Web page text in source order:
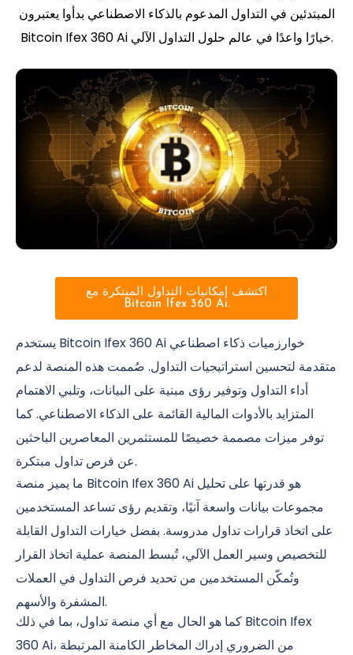
المبتدئين في التداول المدعوم بالذكاء الاصطناعي بدأوا يعتبرون
Bitcoin Ifex 360 Ai خيارًا واعدًا في عالم حلول التداول الآلي.
اكتشف إمكانيات التداول المبتكرة مع
Bitcoin Ifex 360 Ai.
يستخدم Bitcoin Ifex 360 Ai خوارزميات ذكاء اصطناعي
متقدمة لتحسين استراتيجيات التداول. صُممت هذه المنصة لدعم
أداء التداول وتوفير رؤى مبنية على البيانات، وتلبي الاهتمام
المتزايد بالأدوات المالية القائمة على الذكاء الاصطناعي. كما
توفر ميزات مصممة خصيصًا للمستثمرين المعاصرين الباحثين
عن فرص تداول مبتكرة.
ما يميز منصة Bitcoin Ifex 360 Ai هو قدرتها على تحليل
مجموعات بيانات واسعة آنيًا، وتقديم رؤى تساعد المستخدمين
على اتخاذ قرارات تداول مدروسة. بفضل خيارات التداول القابلة
للتخصيص وسير العمل الآلي، تُبسط المنصة عملية اتخاذ القرار
وتُمكّن المستخدمين من تحديد فرص التداول في العملات
المشفرة والأسهم.
كما هو الحال مع أي منصة تداول، بما في ذلك Bitcoin Ifex
360 Ai، من الضروري إدراك المخاطر الكامنة المرتبطة